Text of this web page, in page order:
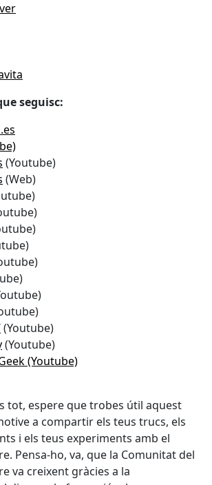
seguisc:
(Youtube)
(Web)
(Youtube)
(Youtube)
(Youtube)
tot, espere que trobes útil aquest
a compartir els teus trucs, els
i els teus experiments amb el
Pensa-ho, va, que la Comunitat del
va creixent gràcies a la